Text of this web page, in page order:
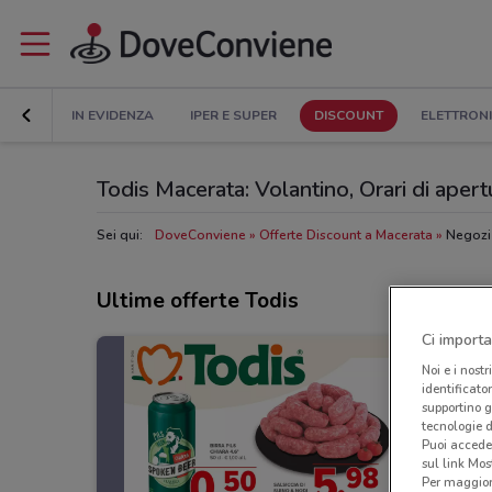
IN EVIDENZA IPER E SUPER DISCOUNT
Todis Macerata: Volantino, Orari di
Sei qui: DoveConviene Offerte Discount a Macerata
Ultime offerte Todis
Ci
Noi e i nostri
supportino
tecnologie
Puoi
sul link
Per